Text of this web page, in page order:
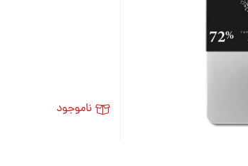
ناموجود